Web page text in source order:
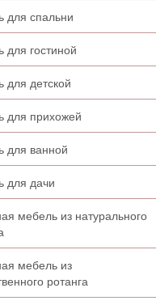
для спальни
для гостиной
для детской
для прихожей
для ванной
для дачи
мебель из натурального
мебель из
ротанга